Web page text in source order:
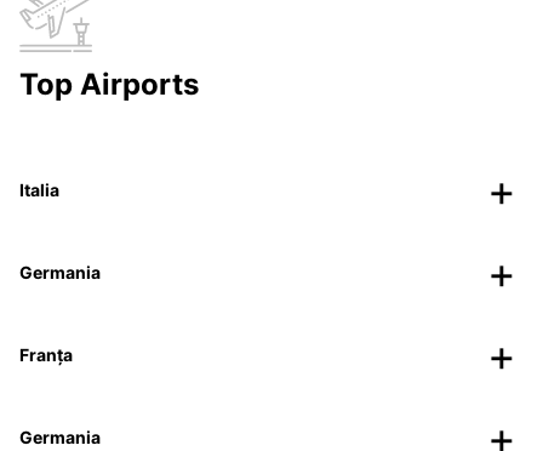
Top Airports
Italia
Germania
Franța
Germania